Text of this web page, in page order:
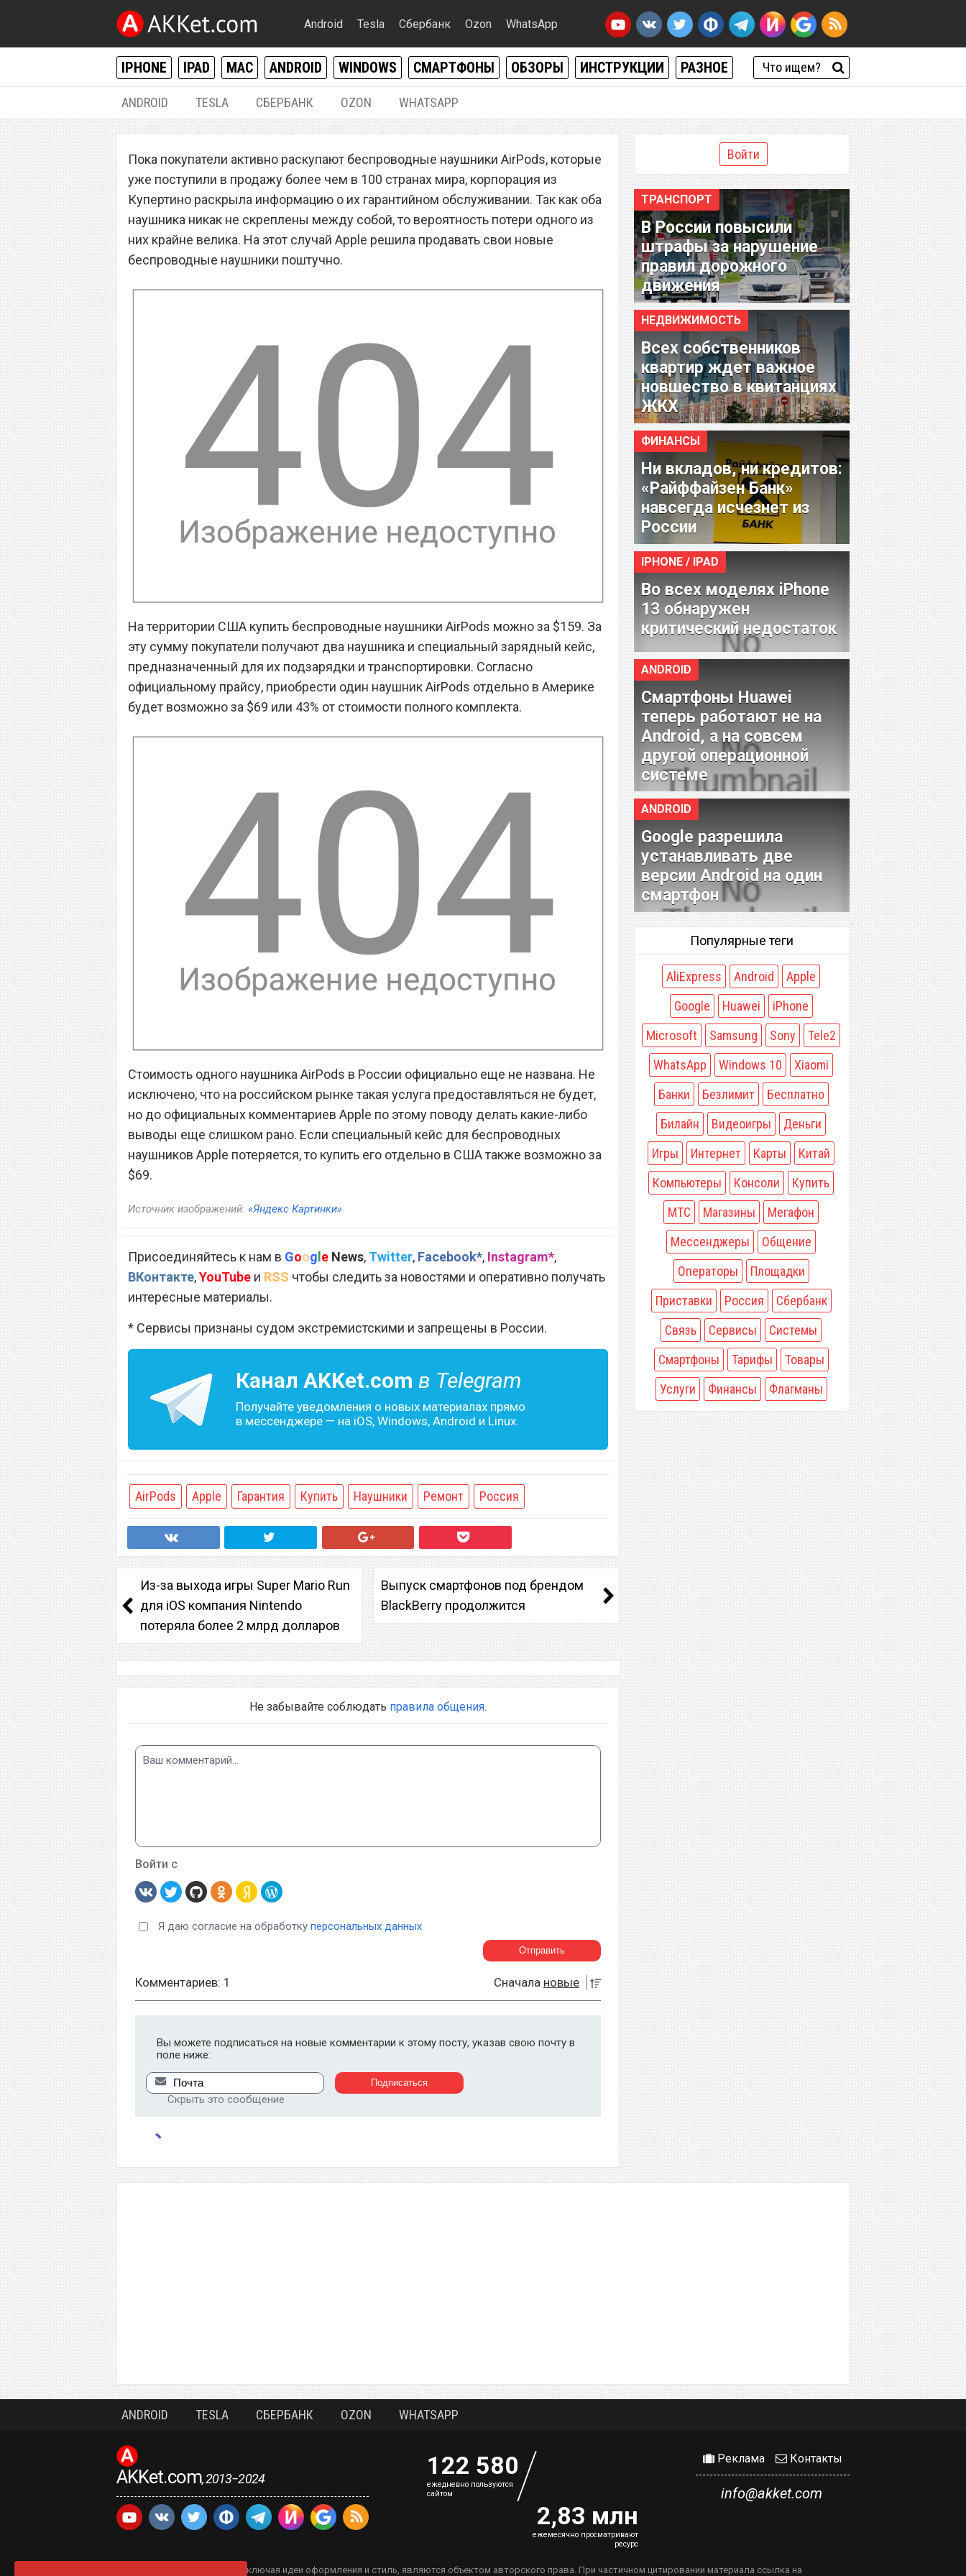
Android Tesla Сбербанк Ozon WhatsApp
IPHONE IPAD MAC ANDROID WINDOWS СМАРТФОНЫ ОБЗОРЫ ИНСТРУКЦИИ РАЗНОЕ
ANDROID TESLA СБЕРБАНК OZON WHATSAPP
Сколько стоит один наушник AirPods? –
Apple назвала официальную цену
Пока покупатели активно раскупают беспроводные наушники AirPods, которые
уже поступили в продажу более чем в 100 странах мира, корпорация из
Купертино раскрыла информацию о их гарантийном обслуживании. Так как оба
наушника никак не скреплены между собой, то вероятность потери одного из
них крайне велика. На этот случай Apple решила продавать свои новые
беспроводные наушники поштучно.
На территории США купить беспроводные наушники AirPods можно за $159. За
эту сумму покупатели получают два наушника и специальный зарядный кейс,
предназначенный для их подзарядки и транспортировки. Согласно
официальному прайсу, приобрести один наушник AirPods отдельно в Америке
будет возможно за $69 или 43% от стоимости полного комплекта.
Стоимость одного наушника AirPods в России официально еще не названа. Не
исключено, что на российском рынке такая услуга предоставляться не будет,
но до официальных комментариев Apple по этому поводу делать какие-либо
выводы еще слишком рано. Если специальный кейс для беспроводных
наушников Apple потеряется, то купить его отдельно в США также возможно за
$69.
Источник изображений: «Яндекс Картинки»
Присоединяйтесь к нам в Google News, Twitter, Facebook*, Instagram*,
ВКонтакте,YouTube и RSS чтобы следить за новостями и оперативно получать
интересные материалы.
* Сервисы признаны судом экстремистскими и запрещены в России.
Канал AKKet.com в Telegram
Получайте уведомления о новых материалах прямо
в мессенджере — на iOS, Windows, Android и Linux.
AirPods Apple Гарантия Купить Наушники Ремонт Россия
Из-за выхода игры Super Mario Run
для iOS компания Nintendo
потеряла более 2 млрд долларов
Выпуск смартфонов под брендом
BlackBerry продолжится
Не забывайте соблюдать правила общения.
Войти с
Я даю согласие на обработку персональных данных
Комментариев: 1 Сначала новые
Вы можете подписаться на новые комментарии к этому посту, указав свою почту в
поле ниже:
Скрыть это сообщение
Войти
ТРАНСПОРТ
В России повысили
штрафы за нарушение
правил дорожного
движения
НЕДВИЖИМОСТЬ
Всех собственников
квартир ждет важное
новшество в квитанциях
ЖКХ
ФИНАНСЫ
Ни вкладов, ни кредитов:
«Райффайзен Банк»
навсегда исчезнет из
России
IPHONE / IPAD
Во всех моделях iPhone
13 обнаружен
критический недостаток
ANDROID
Смартфоны Huawei
теперь работают не на
Android, а на совсем
другой операционной
системе
ANDROID
Google разрешила
устанавливать две
версии Android на один
смартфон
Популярные теги
AliExpress Android
Apple
Google
Huawei
iPhone
Microsoft
Samsung Sony
Tele2
WhatsApp
Windows 10
Xiaomi
Банки
Безлимит
Бесплатно
Билайн
Видеоигры
Деньги
Игры
Интернет Карты
Китай
Компьютеры
Консоли
Купить
МТС
Магазины
Мегафон
Мессенджеры
Общение
Операторы
Площадки
Приставки
Россия
Сбербанк
Связь
Сервисы
Системы
Смартфоны
Тарифы
Товары
Услуги
Финансы Флагманы
ANDROID TESLA СБЕРБАНК OZON WHATSAPP
Реклама Контакты
info@akket.com
122 580
eжедневно пользуются
сайтом
2,83 млн
ежемесячно просматривают
ресурс
AKKet.com, 2013−2024
Все содержание, включая идеи оформления и стиль, являются объектом авторского права. При частичном цитировании материала ссылка на